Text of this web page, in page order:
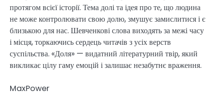
протягом всієї історії. Тема долі та ідея про те, що людина
не може контролювати свою долю, змушує замислитися і є
близькою для нас. Шевченкові слова виходять за межі часу
і місця, торкаючись сердець читачів з усіх верств
суспільства. «Доля» — видатний літературний твір, який
викликає цілу гаму емоцій і залишає незабутнє враження.
MaxPower